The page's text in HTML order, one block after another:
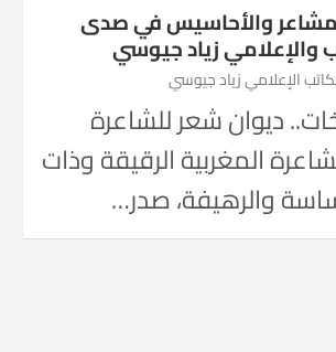
والأحاسيس في صدى
والإعلامي زياد جيوسي
الإعلامي زياد جيوسي
ديوان شعر للشاعرة
المغربية الرقيقة وذات
والرهيفة، صدر…